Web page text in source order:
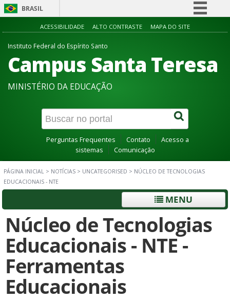
BRASIL
Simplifique!
Participe
Acesso à informação
Canais
ACESSIBILIDADE ALTO CONTRASTE MAPA DO SITE
Instituto Federal do Espírito Santo
Campus Santa Teresa
MINISTÉRIO DA EDUCAÇÃO
Perguntas Frequentes Contato
Acesso a
sistemas
Comunicação
PÁGINA INICIAL > NOTÍCIAS > UNCATEGORISED > NÚCLEO DE TECNOLOGIAS
EDUCACIONAIS - NTE
MENU
Núcleo de Tecnologias
Educacionais - NTE -
Ferramentas
Educacionais